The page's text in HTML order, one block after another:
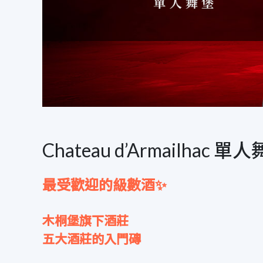
Chateau d’Armailhac 單人
最受歡迎的級數酒✨
木桐堡旗下酒莊
五大酒莊的入門磚